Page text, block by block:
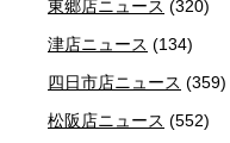
東郷店ニュース (320)
津店ニュース (134)
四日市店ニュース (359)
松阪店ニュース (552)